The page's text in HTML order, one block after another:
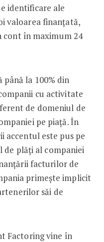
identificare ale
valoarea finanțată,
în maximum 24
la 100% din
cu activitate
de domeniul de
pe piață. În
accentul este pus pe
de plăți al companiei
facturilor de
primește implicit
săi de
Factoring vine în